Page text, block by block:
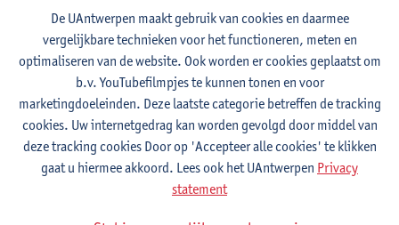
Raum
1E/2E SEM
6 studiepunten
Lesgever(s):
Carola Strobl Alex Haider
Engels: verplichte opleidingsonderdelen
Advanced English Grammar for English Language
Professionals
1E/2E SEM
Lesgever(s):
Jim Ureel
De UAntwerpen maakt gebruik van cookies en daarmee
vergelijkbare technieken voor het functioneren, meten en
optimaliseren van de website. Ook worden er cookies geplaatst om
b.v. YouTubefilmpjes te kunnen tonen en voor
marketingdoeleinden. Deze laatste categorie betreffen de tracking
cookies. Uw internetgedrag kan worden gevolgd door middel van
deze tracking cookies Door op 'Accepteer alle cookies' te klikken
gaat u hiermee akkoord. Lees ook het UAntwerpen Privacy
statement